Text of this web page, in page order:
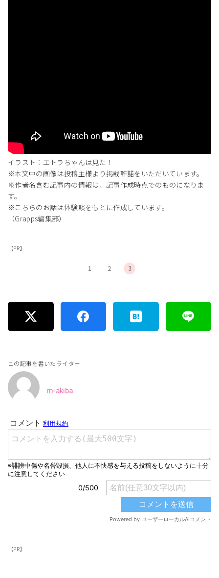
イラスト：エトラちゃんは見た！
※本文中の画像は投稿主様より掲載許諾をいただいています。
※作者名含む記事内の情報は、記事作成時点でのものになりま
す。
※こちらのお話は体験談をもとに作成しています。
（Grapps編集部）
【PR】
1 2 3
この記事を書いたライター
m-akiba
【PR】